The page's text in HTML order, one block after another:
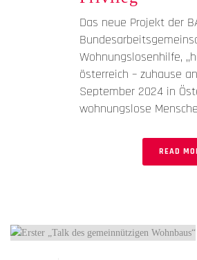
Das neue Projekt der
Wohnungslosenhilfe,
österreich – zuhause
September 2024 in
wohnungslose
READ